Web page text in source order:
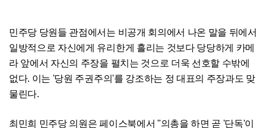
민주당 당원들 관점에서는 비공개 회의에서 나온 말을 뒤에서
일방적으로 자신에게 유리한게 흘리는 것보다 당당하게 카메
라 앞에서 자신의 주장을 펼치는 것으로 더욱 선호할 수밖에
없다. 이는 '당원 주권주의'를 강조하는 정 대표의 주장과도 맞
물린다.
최민희 민주당 의원은 페이스북에서 "의총을 하면 곧 '단독'이